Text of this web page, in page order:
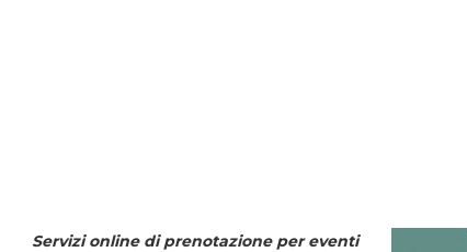
Servizi online di prenotazione per eventi